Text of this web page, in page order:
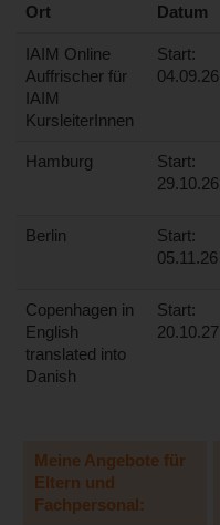
Ort Datum
IAIM Online
Auffrischer für
IAIM
KursleiterInnen
Start:
04.09.26
Hamburg
Start:
29.10.26
Berlin
Start:
05.11.26
Copenhagen in
English
translated into
Danish
Start:
20.10.27
Meine Angebote für
Eltern und
Fachpersonal: